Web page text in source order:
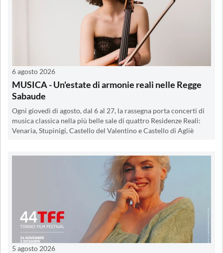
6 agosto 2026
MUSICA - Un'estate di armonie reali nelle Regge
Sabaude
Ogni giovedì di agosto, dal 6 al 27, la rassegna porta concerti di
musica classica nella più belle sale di quattro Residenze Reali:
Venaria, Stupinigi, Castello del Valentino e Castello di Agliè
5 agosto 2026